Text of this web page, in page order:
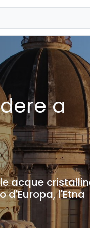
a
acque
l'Etna